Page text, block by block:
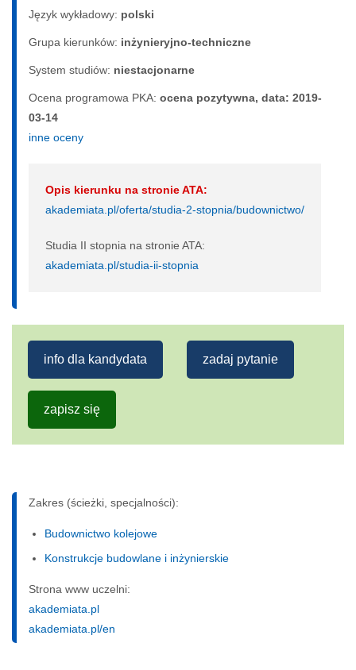
Język wykładowy: polski
Grupa kierunków: inżynieryjno-techniczne
System studiów: nie­sta­cjo­nar­ne
Ocena programowa PKA: ocena pozytywna, data: 2019-
03-14
inne oceny
Opis kierunku na stronie ATA:
akademiata.pl/oferta/studia-2-stopnia/budownictwo/
Studia II stopnia na stronie ATA:
akademiata.pl/studia-ii-stopnia
info dla kandydata zadaj pytanie
zapisz się
Zakres (ścieżki, specjalności):
Budownictwo kolejowe
Konstrukcje budowlane i inżynierskie
Strona www uczelni:
akademiata.pl
akademiata.pl/en